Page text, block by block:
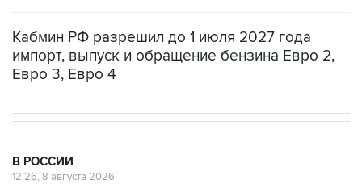
Кабмин РФ разрешил до 1 июля 2027 года
импорт, выпуск и обращение бензина Евро 2,
Евро 3, Евро 4
В РОССИИ
12:26, 8 августа 2026